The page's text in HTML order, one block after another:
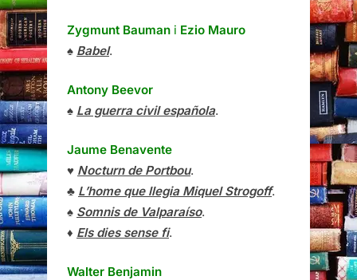
Zygmunt Bauman i Ezio Mauro
♠ Babel.
Antony Beevor
♠ La guerra civil española.
Jaume Benavente
♥ Nocturn de Portbou.
♣ L’home que llegia Miquel Strogoff.
♠ Somnis de Valparaíso.
♦ Els dies sense fi.
Walter Benjamin